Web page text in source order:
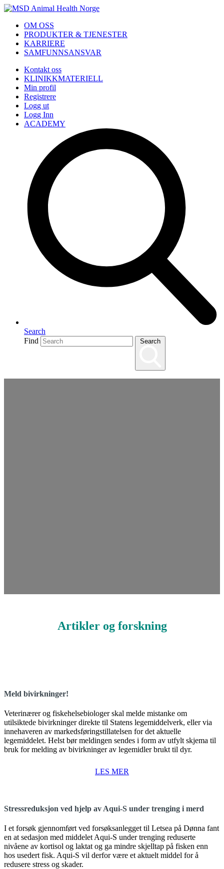
OM OSS
PRODUKTER & TJENESTER
KARRIERE
SAMFUNNSANSVAR
Kontakt oss
KLINIKKMATERIELL
Min profil
Registrere
Logg ut
Logg Inn
ACADEMY
Search
Find
Search
Artikler og forskning
Meld bivirkninger!
Veterinærer og fiskehelsebiologer skal melde mistanke om
utilsiktede bivirkninger direkte til Statens legemiddelverk, eller via
innehaveren av markedsføringstillatelsen for det aktuelle
legemiddelet. Helst bør meldingen sendes i form av utfylt skjema til
bruk for melding av bivirkninger av legemidler brukt til dyr.
LES MER
Stressreduksjon ved hjelp av Aqui-S under trenging i merd
I et forsøk gjennomført ved forsøksanlegget til Letsea på Dønna fant
en at sedasjon med middelet Aqui-S under trenging reduserte
nivåene av kortisol og laktat og ga mindre skjelltap på fisken enn
hos usedert fisk. Aqui-S vil derfor være et aktuelt middel for å
redusere stress og skader.